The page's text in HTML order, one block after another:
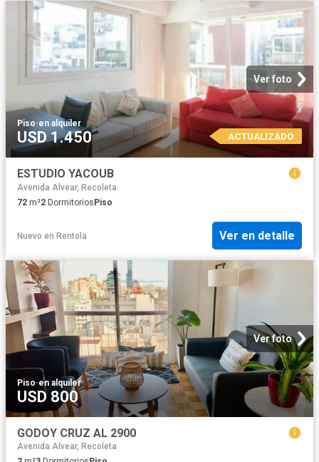
Ver foto
Piso·en alquiler
USD 1.450 ACTUALIZADO
ESTUDIO YACOUB
Avenida Alvear, Recoleta
72 m²2 DormitoriosPiso
Nuevo en Rentola Ver en detalle
Ver foto
Piso·en alquiler
USD 800
GODOY CRUZ AL 2900
Avenida Alvear, Recoleta